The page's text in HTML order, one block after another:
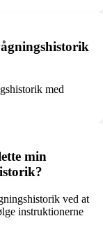
med
min
ved at
instruktionerne